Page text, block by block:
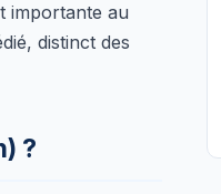
importante au
distinct des
?